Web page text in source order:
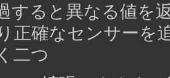
すると異なる値を
正確なセンサーを
二つ